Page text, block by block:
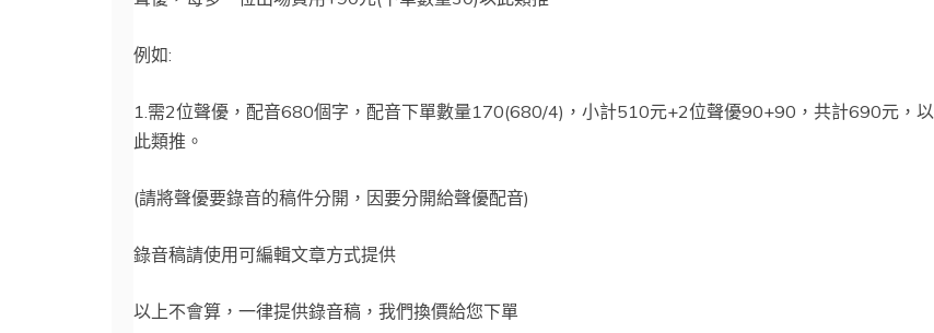
系
提
醒
旁
配
quantity
例如:
1.需2位聲優，配音680個字，配音下單數量170(680/4)，小計510元+2位聲優90+90，共計690元，以
此類推。
(請將聲優要錄音的稿件分開，因要分開給聲優配音)
錄音稿請使用可編輯文章方式提供
以上不會算，一律提供錄音稿，我們換價給您下單